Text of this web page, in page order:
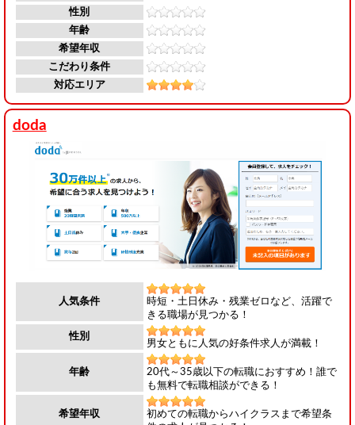
性別
年齢
希望年収
こだわり条件
対応エリア
doda
人気条件
時短・土日休み・残業ゼロなど、活躍で
きる職場が見つかる！
性別
男女ともに人気の好条件求人が満載！
年齢
20代～35歳以下の転職におすすめ！誰で
も無料で転職相談ができる！
希望年収
初めての転職からハイクラスまで希望条